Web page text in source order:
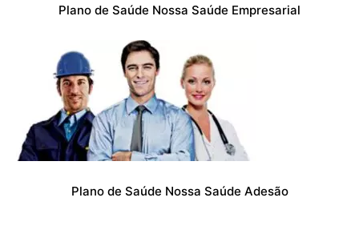
Plano de Saúde Nossa Saúde Empresarial
Plano de Saúde Nossa Saúde Adesão